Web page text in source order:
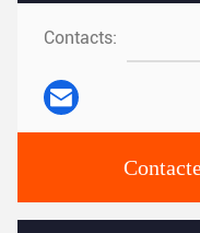
Contacts: